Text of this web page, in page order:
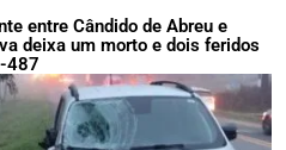
entre Cândido de Abreu e
deixa um morto e dois feridos
487